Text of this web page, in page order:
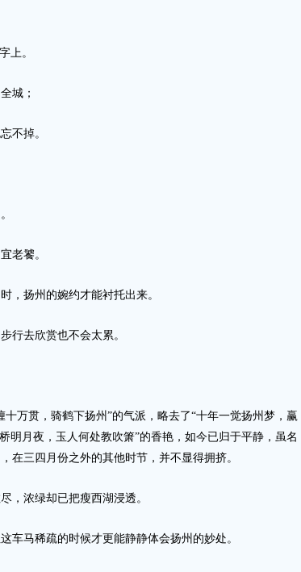
上。
城；
不掉。
老饕。
扬州的婉约才能衬托出来。
去欣赏也不会太累。
万贯，骑鹤下扬州”的气派，略去了“十年一觉扬州梦，赢
明月夜，玉人何处教吹箫”的香艳，如今已归于平静，虽名
在三四月份之外的其他时节，并不显得拥挤。
浓绿却已把瘦西湖浸透。
马稀疏的时候才更能静静体会扬州的妙处。